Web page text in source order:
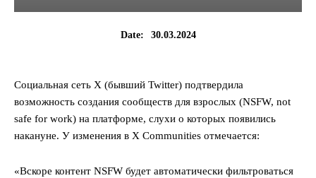
Date: 30.03.2024
Социальная сеть X (бывший Twitter) подтвердила
возможность создания сообществ для взрослых (NSFW, not
safe for work) на платформе, слухи о которых появились
накануне. У изменения в X Communities отмечается:
«Вскоре контент NSFW будет автоматически фильтроваться